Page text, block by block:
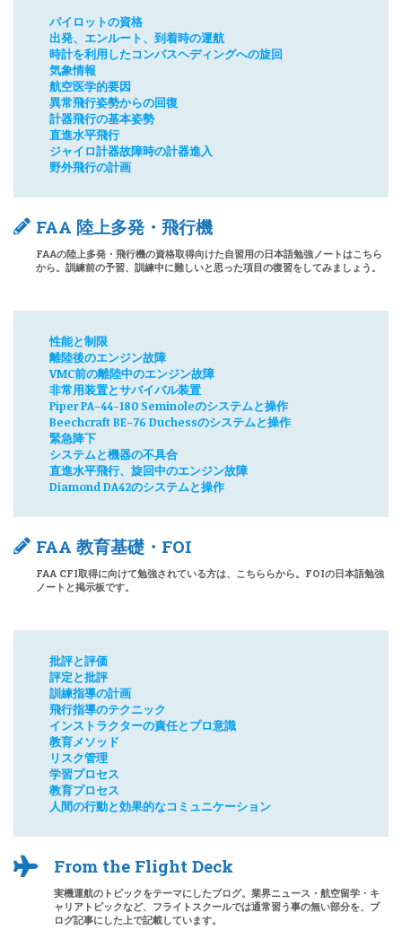
パイロットの資格
出発、エンルート、到着時の運航
時計を利用したコンパスヘディングへの旋回
気象情報
航空医学的要因
異常飛行姿勢からの回復
計器飛行の基本姿勢
直進水平飛行
ジャイロ計器故障時の計器進入
野外飛行の計画
FAA 陸上多発・飛行機
FAAの陸上多発・飛行機の資格取得向けた自習用の日本語勉強ノートはこちら
から。訓練前の予習、訓練中に難しいと思った項目の復習をしてみましょう。
性能と制限
離陸後のエンジン故障
VMC前の離陸中のエンジン故障
非常用装置とサバイバル装置
Piper PA-44-180 Seminoleのシステムと操作
Beechcraft BE-76 Duchessのシステムと操作
緊急降下
システムと機器の不具合
直進水平飛行、旋回中のエンジン故障
Diamond DA42のシステムと操作
FAA 教育基礎・FOI
FAA CFI取得に向けて勉強されている方は、こちららから。FOIの日本語勉強
ノートと掲示板です。
批評と評価
評定と批評
訓練指導の計画
飛行指導のテクニック
インストラクターの責任とプロ意識
教育メソッド
リスク管理
学習プロセス
教育プロセス
人間の行動と効果的なコミュニケーション
From the Flight Deck
実機運航のトピックをテーマにしたブログ。業界ニュース・航空留学・キ
ャリアトピックなど、フライトスクールでは通常習う事の無い部分を、ブ
ログ記事にした上で記載しています。